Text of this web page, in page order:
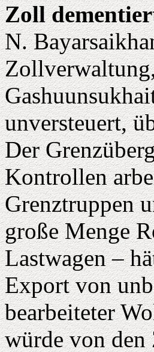
Zoll
N.
unversteuert,
Der
Kontrollen
Grenztruppen
große Menge
Lastwagen –
Export von
bearbeiteter
würde von